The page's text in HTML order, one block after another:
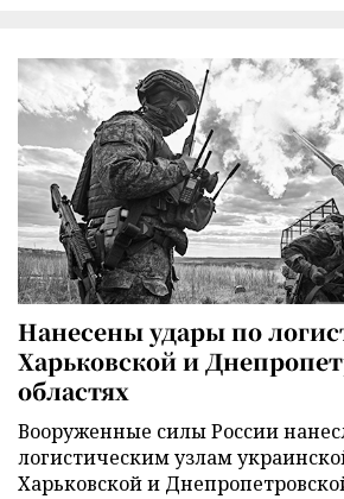
Нанесены удары по
Харьковской и
областях
Вооруженные силы России
логистическим узлам
Харьковской и